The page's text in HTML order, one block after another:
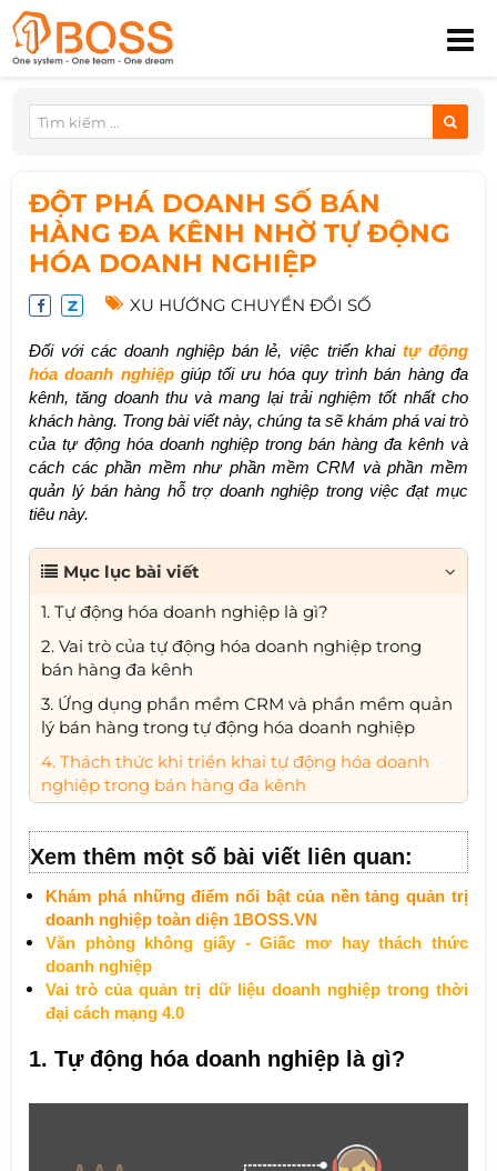
ĐỘT PHÁ DOANH SỐ BÁN
HÀNG ĐA KÊNH NHỜ TỰ ĐỘNG
HÓA DOANH NGHIỆP
XU HƯỚNG CHUYỂN ĐỔI SỐ
Đối với các doanh nghiệp bán lẻ, việc triển khaitự động
hóa doanh nghiệpgiúp tối ưu hóa quy trình bán hàng đa
kênh, tăng doanh thu và mang lại trải nghiệm tốt nhất cho
khách hàng. Trong bài viết này, chúng ta sẽ khám phá vai trò
của tự động hóa doanh nghiệp trong bán hàng đa kênh và
cách các phần mềm như phần mềm CRM và phần mềm
quản lý bán hàng hỗ trợ doanh nghiệp trong việc đạt mục
tiêu này.
Mục lục bài viết
1. Tự động hóa doanh nghiệp là gì?
2. Vai trò của tự động hóa doanh nghiệp trong
bán hàng đa kênh
3. Ứng dụng phần mềm CRM và phần mềm quản
lý bán hàng trong tự động hóa doanh nghiệp
4. Thách thức khi triển khai tự động hóa doanh
nghiệp trong bán hàng đa kênh
Xem thêm một số bài viết liên quan:
Khám phá những điểm nổi bật của nền tảng quản trị
doanh nghiệp toàn diện 1BOSS.VN
Văn phòng không giấy - Giấc mơ hay thách thức
doanh nghiệp
Vai trò của quản trị dữ liệu doanh nghiệp trong thời
đại cách mạng 4.0
1. Tự động hóa doanh nghiệp là gì?